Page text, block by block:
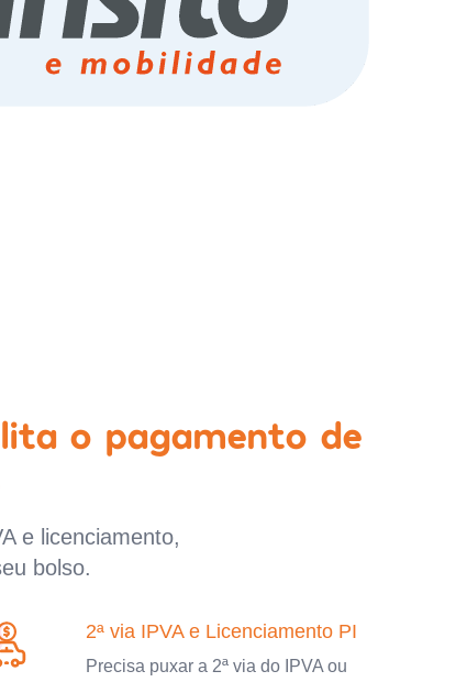
o pagamento de
e licenciamento,
bolso.
2ª via IPVA e Licenciamento PI
Precisa puxar a 2ª via do IPVA ou